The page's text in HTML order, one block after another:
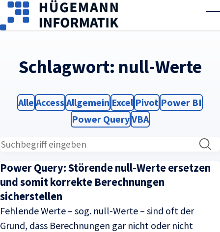
Skip to main content
Schlagwort: null-Werte
Filter
Alle Filter
Access Filter
Allgemein Filter
Excel Filter
Pivot Filter
Power BI
Filter
Power QueryFilter
VBA
Power Query: Störende null-Werte ersetzen
und somit korrekte Berechnungen
sicherstellen
Fehlende Werte – sog. null-Werte – sind oft der
Grund, dass Berechnungen gar nicht oder nicht